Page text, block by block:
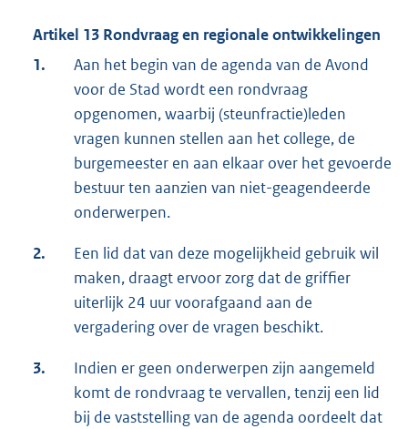
Artikel 13 Rondvraag en regionale ontwikkelingen
1.
Aan het begin van de agenda van de Avond
voor de Stad wordt een rondvraag
opgenomen, waarbij (steunfractie)leden
vragen kunnen stellen aan het college, de
burgemeester en aan elkaar over het gevoerde
bestuur ten aanzien van niet-geagendeerde
onderwerpen.
2.
Een lid dat van deze mogelijkheid gebruik wil
maken, draagt ervoor zorg dat de griffier
uiterlijk 24 uur voorafgaand aan de
vergadering over de vragen beschikt.
3.
Indien er geen onderwerpen zijn aangemeld
komt de rondvraag te vervallen, tenzij een lid
bij de vaststelling van de agenda oordeelt dat